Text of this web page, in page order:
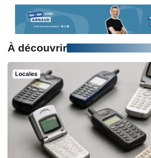
À découvrir
Locales